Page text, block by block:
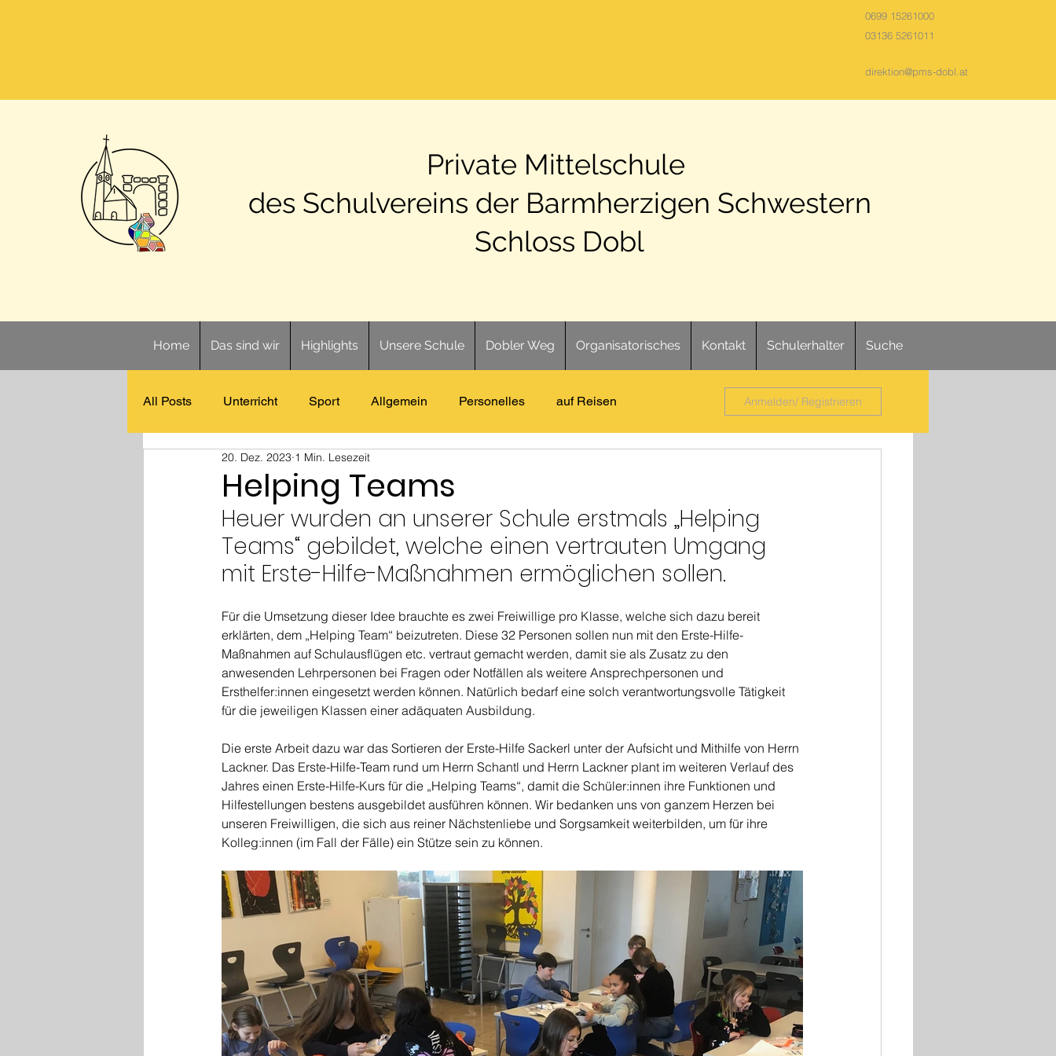
0699 15261000
03136 5261011
direktion@pms-dobl.at
Private Mittelschule
des Schulvereins der Barmherzigen Schwestern
Schloss Dobl
Home Das sind wir Highlights Unsere Schule Dobler Weg Organisatorisches Kontakt Schulerhalter Suche
All Posts Unterricht Sport Allgemein Personelles auf Reisen Anmelden/ Registrieren
Helping Teams
20. Dez. 2023 1 Min. Lesezeit
Heuer wurden an unserer Schule erstmals „Helping
Teams“ gebildet, welche einen vertrauten Umgang
mit Erste-Hilfe-Maßnahmen ermöglichen sollen.
Für die Umsetzung dieser Idee brauchte es zwei Freiwillige pro Klasse, welche sich dazu bereit
erklärten, dem „Helping Team“ beizutreten. Diese 32 Personen sollen nun mit den Erste-Hilfe-
Maßnahmen auf Schulausflügen etc. vertraut gemacht werden, damit sie als Zusatz zu den
anwesenden Lehrpersonen bei Fragen oder Notfällen als weitere Ansprechpersonen und
Ersthelfer:innen eingesetzt werden können. Natürlich bedarf eine solch verantwortungsvolle Tätigkeit
für die jeweiligen Klassen einer adäquaten Ausbildung.
Die erste Arbeit dazu war das Sortieren der Erste-Hilfe Sackerl unter der Aufsicht und Mithilfe von Herrn
Lackner. Das Erste-Hilfe-Team rund um Herrn Schantl und Herrn Lackner plant im weiteren Verlauf des
Jahres einen Erste-Hilfe-Kurs für die „Helping Teams“, damit die Schüler:innen ihre Funktionen und
Hilfestellungen bestens ausgebildet ausführen können. Wir bedanken uns von ganzem Herzen bei
unseren Freiwilligen, die sich aus reiner Nächstenliebe und Sorgsamkeit weiterbilden, um für ihre
Kolleg:innen (im Fall der Fälle) ein Stütze sein zu können.